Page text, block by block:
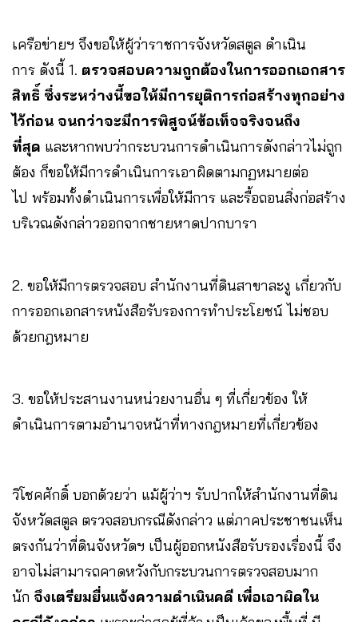
เครือข่ายฯ จึงขอให้ผู้ว่าราชการจังหวัดสตูล ดำเนิน
การ ดังนี้ 1. ตรวจสอบความถูกต้องในการออกเอกสาร
สิทธิ์ ซึ่งระหว่างนี้ขอให้มีการยุติการก่อสร้างทุกอย่าง
ไว้ก่อน จนกว่าจะมีการพิสูจน์ข้อเท็จจริงจนถึง
ที่สุด และหากพบว่ากระบวนการดำเนินการดังกล่าวไม่ถูก
ต้อง ก็ขอให้มีการดำเนินการเอาผิดตามกฏหมายต่อ
ไป พร้อมทั้งดำเนินการเพื่อให้มีการ และรื้อถอนสิ่งก่อสร้าง
บริเวณดังกล่าวออกจากชายหาดปากบารา
2. ขอให้มีการตรวจสอบ สำนักงานที่ดินสาขาละงู เกี่ยวกับ
การออกเอกสารหนังสือรับรองการทำประโยชน์ ไม่ชอบ
ด้วยกฎหมาย
3. ขอให้ประสานงานหน่วยงานอื่น ๆ ที่เกี่ยวข้อง ให้
ดำเนินการตามอำนาจหน้าที่ทางกฎหมายที่เกี่ยวข้อง
วิโชคศักดิ์ บอกด้วยว่า แม้ผู้ว่าฯ รับปากให้สำนักงานที่ดิน
จังหวัดสตูล ตรวจสอบกรณีดังกล่าว แต่ภาคประชาชนเห็น
ตรงกันว่าที่ดินจังหวัดฯ เป็นผู้ออกหนังสือรับรองเรื่องนี้ จึง
อาจไม่สามารถคาดหวังกับกระบวนการตรวจสอบมาก
นัก จึงเตรียมยื่นแจ้งความดำเนินคดี เพื่อเอาผิดใน